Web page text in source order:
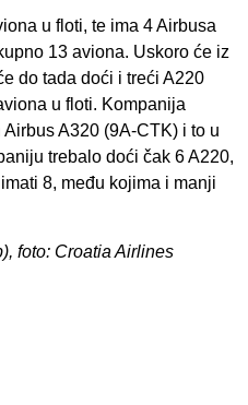
u floti, te ima 4 Airbusa
13 aviona. Uskoro će iz
do tada doći i treći A220
u floti. Kompanija
A320 (9A-CTK) i to u
trebalo doći čak 6 A220,
8, među kojima i manji
foto: Croatia Airlines